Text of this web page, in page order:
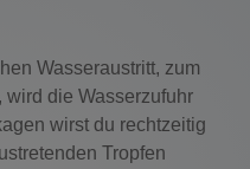
Wasseraustritt, zum
die Wasserzufuhr
wirst du rechtzeitig
Tropfen